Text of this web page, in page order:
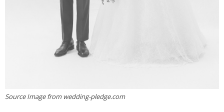
Source Image from wedding-pledge.com